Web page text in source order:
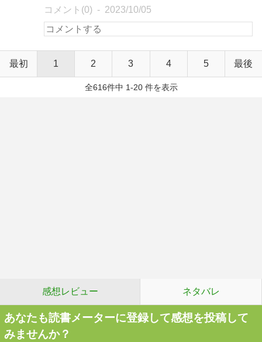
コメント(0) 2023/10/05
最初 1 2 3 4 5 最後
全616件中 1-20 件を表示
感想レビュー ネタバレ
あなたも読書メーターに登録して感想を投稿して
みませんか？